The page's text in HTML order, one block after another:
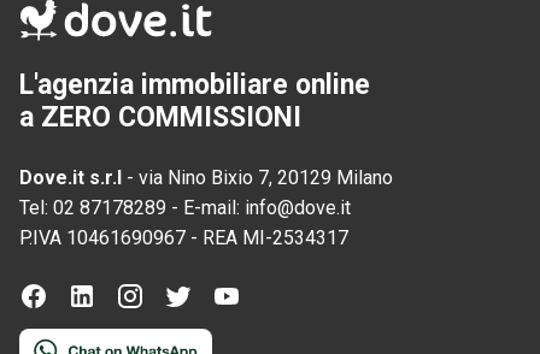
L'agenzia immobiliare online
a ZERO COMMISSIONI
Dove.it s.r.l - via Nino Bixio 7, 20129 Milano
Tel: 02 87178289 - E-mail: info@dove.it
P.IVA 10461690967 - REA MI-2534317